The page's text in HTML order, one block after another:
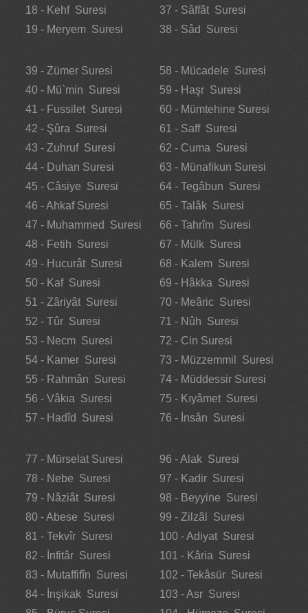
18 - Kehf Suresi
19 - Meryem Suresi
37 - Sâffât Suresi
38 - Sâd Suresi
39 - Zümer Suresi
40 - Mü`min Suresi
41 - Fussilet Suresi
42 - Şûra Suresi
43 - Zuhruf Suresi
44 - Duhan Suresi
45 - Câsiye Suresi
46 - Ahkaf Suresi
47 - Muhammed Suresi
48 - Fetih Suresi
49 - Hucurât Suresi
50 - Kaf Suresi
51 - Zâriyât Suresi
52 - Tûr Suresi
53 - Necm Suresi
54 - Kamer Suresi
55 - Rahmân Suresi
56 - Vâkıa Suresi
57 - Hadîd Suresi
58 - Mücadele Suresi
59 - Haşr Suresi
60 - Mümtehine Suresi
61 - Saff Suresi
62 - Cuma Suresi
63 - Münafikun Suresi
64 - Tegâbun Suresi
65 - Talâk Suresi
66 - Tahrîm Suresi
67 - Mülk Suresi
68 - Kalem Suresi
69 - Hâkka Suresi
70 - Meâric Suresi
71 - Nûh Suresi
72 - Cin Suresi
73 - Müzzemmil Suresi
74 - Müddessir Suresi
75 - Kıyâmet Suresi
76 - İnsân Suresi
77 - Mürselat Suresi
78 - Nebe Suresi
79 - Nâziât Suresi
80 - Abese Suresi
81 - Tekvîr Suresi
82 - İnfitâr Suresi
83 - Mutaffifîn Suresi
84 - İnşikak Suresi
96 - Alak Suresi
97 - Kadir Suresi
98 - Beyyine Suresi
99 - Zilzâl Suresi
100 - Adiyat Suresi
101 - Kâria Suresi
102 - Tekâsür Suresi
103 - Asr Suresi